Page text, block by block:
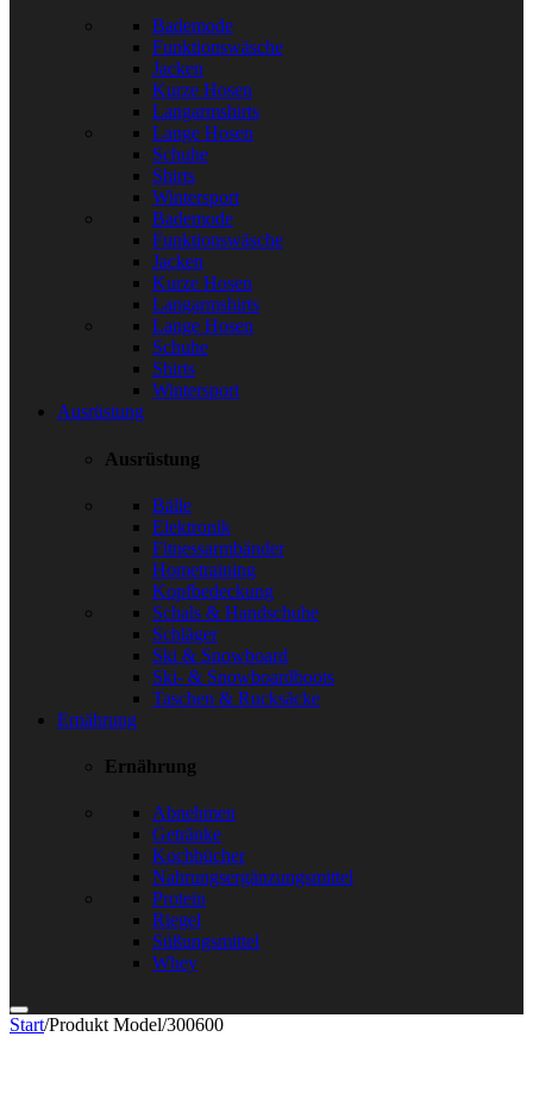
Bademode
Funktionswäsche
Jacken
Kurze Hosen
Langarmshirts
Lange Hosen
Schuhe
Shirts
Wintersport
Bademode
Funktionswäsche
Jacken
Kurze Hosen
Langarmshirts
Lange Hosen
Schuhe
Shirts
Wintersport
Ausrüstung
Ausrüstung
Bälle
Elektronik
Fitnessarmbänder
Hometraining
Kopfbedeckung
Schals & Handschuhe
Schläger
Ski & Snowboard
Ski- & Snowboardboots
Taschen & Rucksäcke
Ernährung
Ernährung
Abnehmen
Getränke
Kochbücher
Nahrungsergänzungsmittel
Protein
Riegel
Süßungsmittel
Whey
Start/Produkt Model/300600